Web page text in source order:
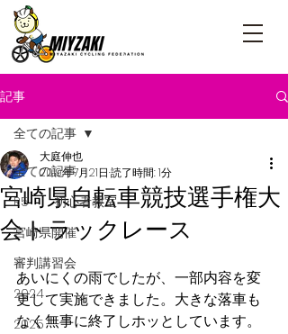
記事
全ての記事
R5 初心者教室
宮崎県開催
審判講習会
2024
2025
全ての記事
宮崎県自転車競技選手権大
会トラックレース
大庭伸也
2019年7月21日 読了時間: 1分
あいにくの雨でしたが、一部内容を変
更して実施できました。大きな落車も
なく無事に終了しホッとしています。